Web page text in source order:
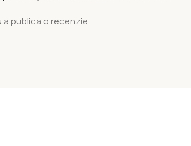
a publica o recenzie.